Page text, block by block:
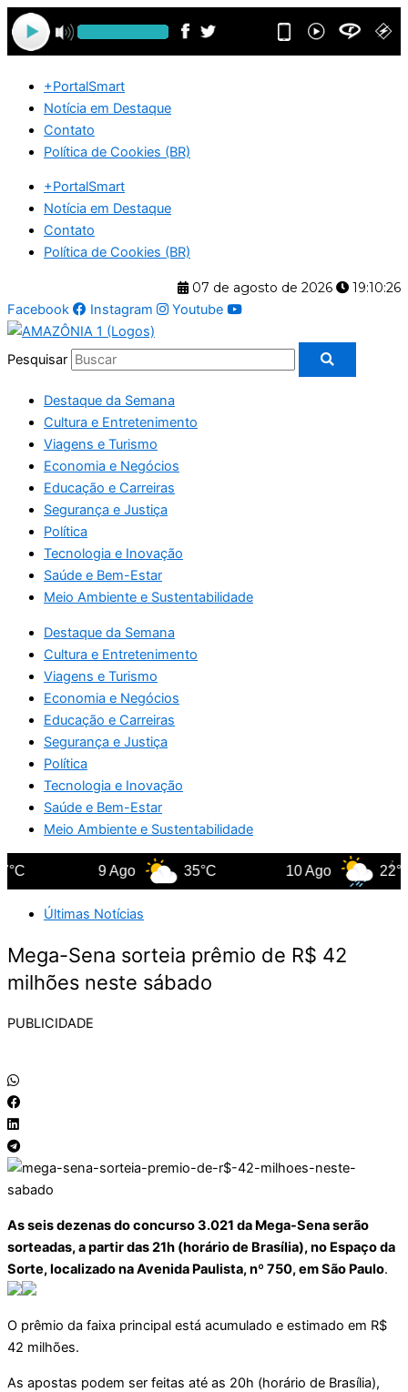
Ir
para
o
+PortalSmart
Notícia em Destaque
Contato
Política de Cookies (BR)
+PortalSmart
Notícia em Destaque
Contato
Política de Cookies (BR)
07 de agosto de 2026
19:10:27
Facebook
Instagram Youtube
Pesquisar
Destaque da Semana
Cultura e Entretenimento
Viagens e Turismo
Economia e Negócios
Educação e Carreiras
Segurança e Justiça
Política
Tecnologia e Inovação
Saúde e Bem-Estar
Meio Ambiente e Sustentabilidade
Destaque da Semana
Cultura e Entretenimento
Viagens e Turismo
Economia e Negócios
Educação e Carreiras
Segurança e Justiça
Política
Tecnologia e Inovação
Saúde e Bem-Estar
Meio Ambiente e Sustentabilidade
9 Ago 35°C 10 Ago 22°C
Últimas Notícias
Mega-Sena sorteia prêmio de R$ 42
milhões neste sábado
PUBLICIDADE
As seis dezenas do concurso 3.021 da Mega-Sena serão
sorteadas, a partir das 21h (horário de Brasília), no Espaço da
Sorte, localizado na Avenida Paulista, nº 750, em São Paulo.
O prêmio da faixa principal está acumulado e estimado em R$
42 milhões.
As apostas podem ser feitas até as 20h (horário de Brasília),